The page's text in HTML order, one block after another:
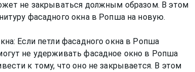
не закрываться должным образом. В этом
фасадного окна в Ропша на новую.
Если петли фасадного окна в Ропша
не удерживать фасадное окно в Ропша
к тому, что оно не закрывается. В этом